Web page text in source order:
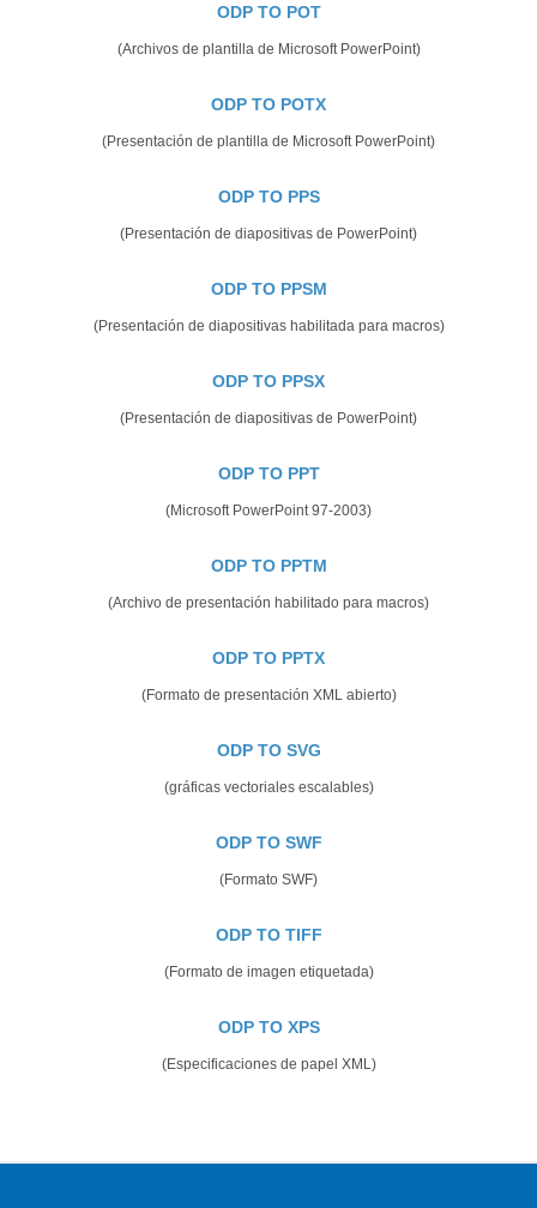
ODP TO POT
(Archivos de plantilla de Microsoft PowerPoint)
ODP TO POTX
(Presentación de plantilla de Microsoft PowerPoint)
ODP TO PPS
(Presentación de diapositivas de PowerPoint)
ODP TO PPSM
(Presentación de diapositivas habilitada para macros)
ODP TO PPSX
(Presentación de diapositivas de PowerPoint)
ODP TO PPT
(Microsoft PowerPoint 97-2003)
ODP TO PPTM
(Archivo de presentación habilitado para macros)
ODP TO PPTX
(Formato de presentación XML abierto)
ODP TO SVG
(gráficas vectoriales escalables)
ODP TO SWF
(Formato SWF)
ODP TO TIFF
(Formato de imagen etiquetada)
ODP TO XPS
(Especificaciones de papel XML)